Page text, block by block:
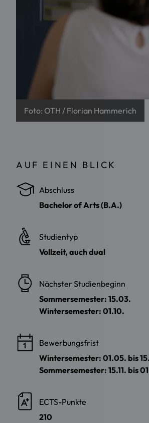
Foto: OTH / Florian Hammerich
AUF EINEN BLICK
Abschluss
Bachelor of Arts (B.A.)
Studientyp
Vollzeit, auch dual
Nächster Studienbeginn
Sommersemester: 15.03.
Wintersemester: 01.10.
Bewerbungsfrist
Wintersemester: 01.05. bis
Sommersemester: 15.11. bis
ECTS-Punkte
210